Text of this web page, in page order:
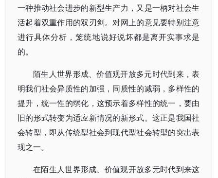
一种推动社会进步的新型生产力，又是一柄对社会生
活起着双重作用的双刃剑。对网上的意见要特别注意
进行具体分析，笼统地说好说坏都是离开实事求是
的。
陌生人世界形成、价值观开放多元时代到来，表
明我们社会异质性的加强，同质性的减弱，多样性的
提升，统一性的弱化，这预示着多样性的统一，要由
旧的形式转变为适应新情况的新形式。这正是我国社
会转型，即从传统型社会到现代型社会转型的突出表
现之一。
在陌生人世界形成、价值观开放多元时代到来这